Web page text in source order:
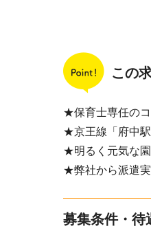
この
★保育士専任のコ
★京王線「府中駅
★明るく元気な園
★弊社から派遣実
募集条件・待